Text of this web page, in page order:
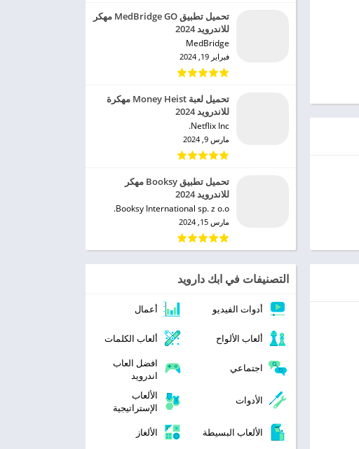
تحميل تطبيق MedBridge GO مهكر
للاندرويد 2024
MedBridge‏
فبراير 19, 2024
تحميل لعبة Money Heist مهكرة
للاندرويد 2024
Netflix Inc.‏
مارس 9, 2024
تحميل تطبيق Booksy مهكر
للاندرويد 2024
Booksy International sp. z o.o.‏
مارس 15, 2024
التصنيفات في ابك دارويد
أدوات الفيديو أعمال
ألعاب الألواح ألعاب الكلمات
اجتماعي
افضل العاب
اندرويد
الأدوات
الألعاب
الإستراتيجية
الألعاب البسيطة
الألغاز